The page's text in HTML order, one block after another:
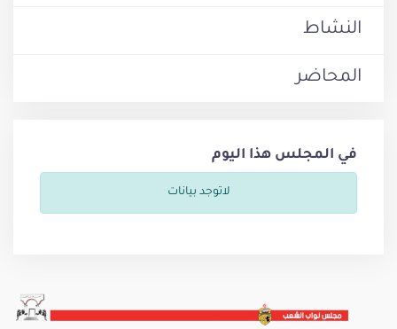
النشاط
المحاضر
في المجلس هذا اليوم
لاتوجد بيانات